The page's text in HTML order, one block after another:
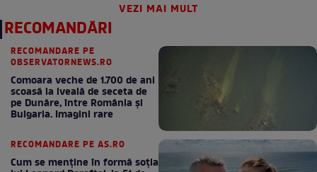
VEZI MAI MULT
RECOMANDĂRI
RECOMANDARE PE
OBSERVATORNEWS.RO
Comoara veche de 1.700 de ani
scoasă la iveală de seceta de
pe Dunăre, între România şi
Bulgaria. Imagini rare
RECOMANDARE PE AS.RO
Cum se menţine în formă soţia